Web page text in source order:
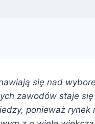
się nad
zawodów staje się
ponieważ